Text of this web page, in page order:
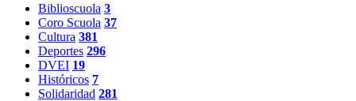
Biblioscuola 3
Coro Scuola 37
Cultura 381
Deportes 296
DVEI 19
Históricos 7
Solidaridad 281